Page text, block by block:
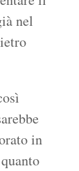
nel
in